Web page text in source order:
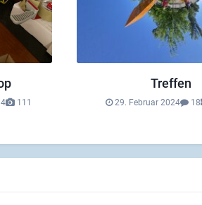
4 111
Treffen
29. Februar 2024 18